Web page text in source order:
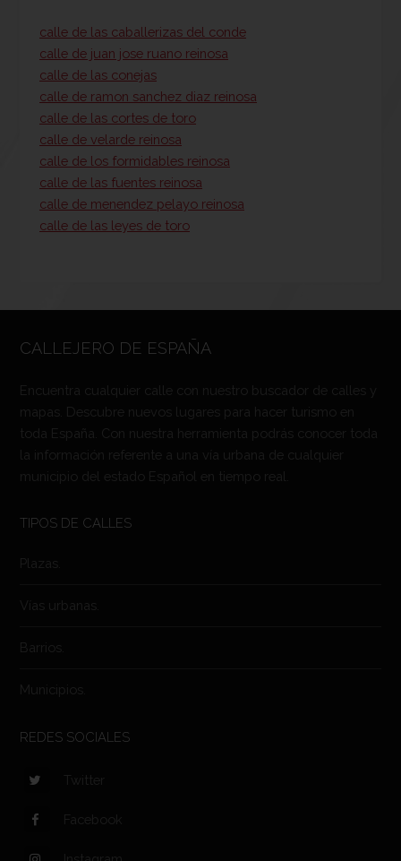
calle de las caballerizas del conde
calle de juan jose ruano reinosa
calle de las conejas
calle de ramon sanchez diaz reinosa
calle de las cortes de toro
calle de velarde reinosa
calle de los formidables reinosa
calle de las fuentes reinosa
calle de menendez pelayo reinosa
calle de las leyes de toro
CALLEJERO DE ESPAÑA
Encuentra cualquier calle con nuestro buscador de calles y
mapas. Descubre nuevos lugares para hacer turismo en
toda España. Con nuestra herramienta podrás conocer toda
la información referente a una vía urbana de cualquier
municipio del estado Español en tiempo real.
TIPOS DE CALLES
Plazas.
Vías urbanas.
Barrios.
Municipios.
REDES SOCIALES
Twitter
Facebook